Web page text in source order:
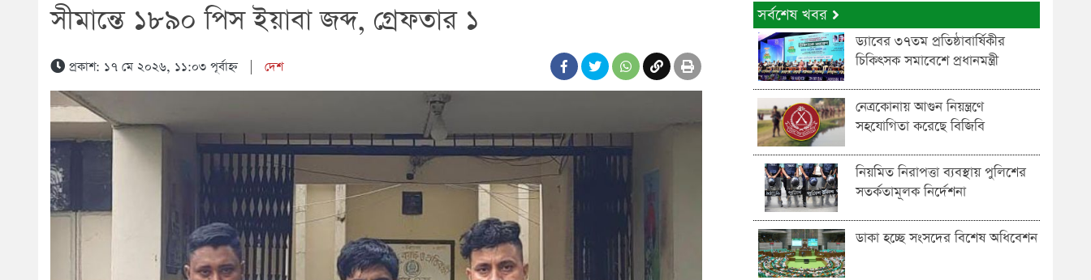
সীমান্তে ১৮৯০ পিস ইয়াবা জব্দ, গ্রেফতার ১
প্রকাশ: ১৭ মে ২০২৬, ১১:০৩ পূর্বাহ্ন| দেশ
সর্বশেষ খবর
ড্যাবের ৩৭তম প্রতিষ্ঠাবার্ষিকীর
চিকিৎসক সমাবেশে প্রধানমন্ত্রী
নেত্রকোনায় আগুন নিয়ন্ত্রণে
সহযোগিতা করেছে বিজিবি
নিয়মিত নিরাপত্তা ব্যবস্থায় পুলিশের
সতর্কতামূলক নির্দেশনা
ডাকা হচ্ছে সংসদের বিশেষ অধিবেশন